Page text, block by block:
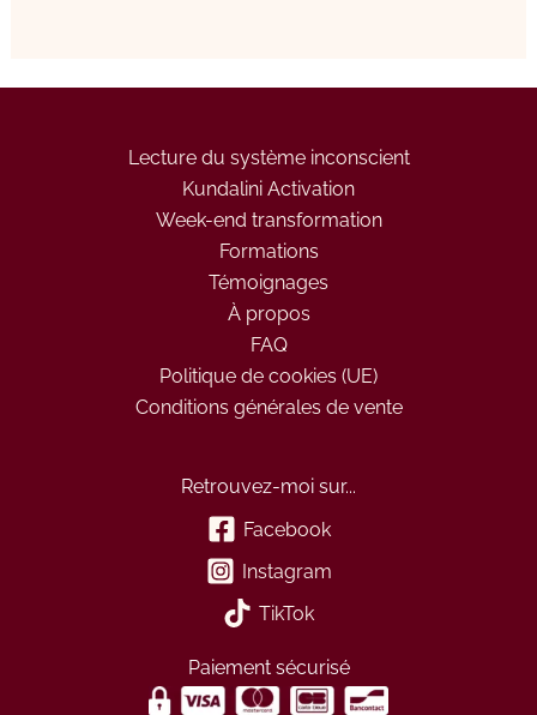
Lecture du système inconscient
Kundalini Activation
Week-end transformation
Formations
Témoignages
À propos
FAQ
Politique de cookies (UE)
Conditions générales de vente
Retrouvez-moi sur...
Facebook
Instagram
TikTok
Paiement sécurisé